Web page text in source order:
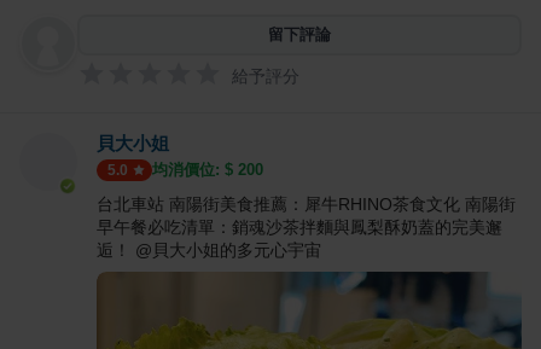
留下評論
給予評分
貝大小姐
5.0 均消價位: $ 200
台北車站 南陽街美食推薦：犀牛RHINO茶食文化 南陽街
早午餐必吃清單：銷魂沙茶拌麵與鳳梨酥奶蓋的完美邂
逅！ @貝大小姐的多元心宇宙